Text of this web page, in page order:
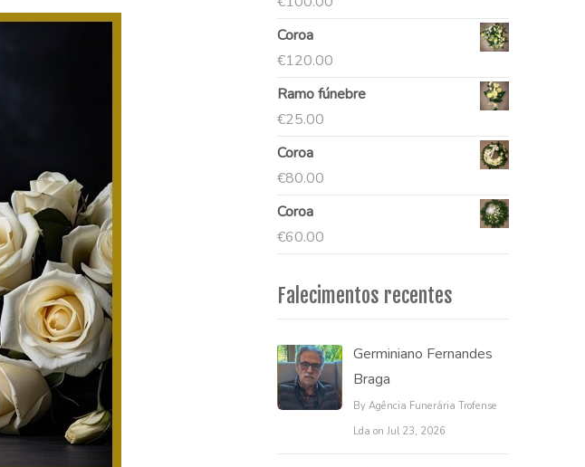
Coroa
€120.00
Ramo fúnebre
€25.00
Coroa
€80.00
Coroa
€60.00
Falecimentos recentes
Germiniano Fernandes
Braga
By Agência Funerária Trofense
Lda on Jul 23, 2026